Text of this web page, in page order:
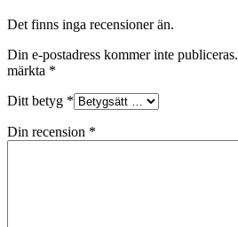
Det finns inga recensioner än.
Din e-postadress kommer inte publiceras.
märkta *
Ditt betyg *
Din recension *